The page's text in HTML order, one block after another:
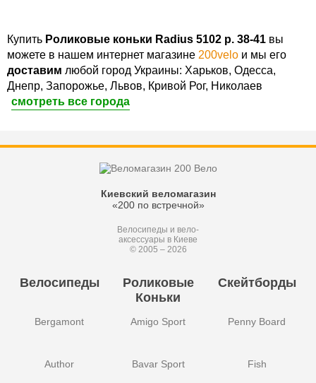
Купить Роликовые коньки Radius 5102 р. 38-41 вы
можете в нашем интернет магазине 200velo и мы его
доставим любой город Украины: Харьков, Одесса,
Днепр, Запорожье, Львов, Кривой Рог, Николаев
смотреть все города
Киевский веломагазин
«200 по встречной»
Велосипеды и вело-
аксессуары в Киеве
© 2005 – 2026
Велосипеды
Bergamont
Author
Роликовые
Коньки
Amigo Sport
Bavar Sport
Скейтборды
Penny Board
Fish